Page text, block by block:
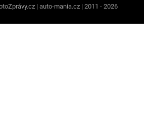
| auto-mania.cz | 2011 - 2026